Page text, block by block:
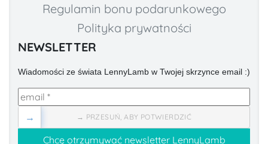
Regulamin bonu podarunkowego
Polityka prywatności
NEWSLETTER
Wiadomości ze świata LennyLamb w Twojej skrzynce email :)
→ PRZESUŃ, ABY POTWIERDZIĆ
→